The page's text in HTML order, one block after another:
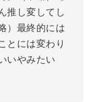
推し変してし
）最終的には
とには変わり
いやみたい